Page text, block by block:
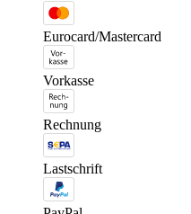
Eurocard/Mastercard
Vorkasse
Rechnung
Lastschrift